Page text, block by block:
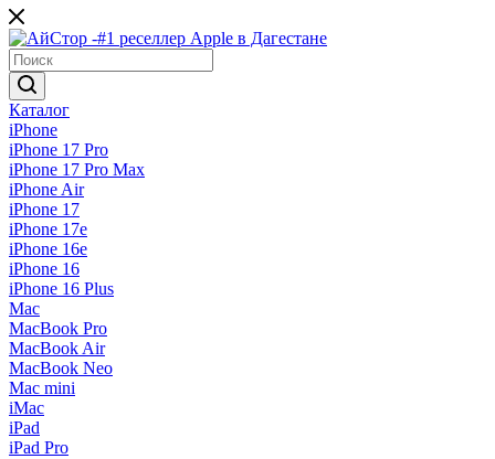
Каталог
iPhone
iPhone 17 Pro
iPhone 17 Pro Max
iPhone Air
iPhone 17
iPhone 17e
iPhone 16e
iPhone 16
iPhone 16 Plus
Mac
MacBook Pro
MacBook Air
MacBook Neo
Mac mini
iMac
iPad
iPad Pro